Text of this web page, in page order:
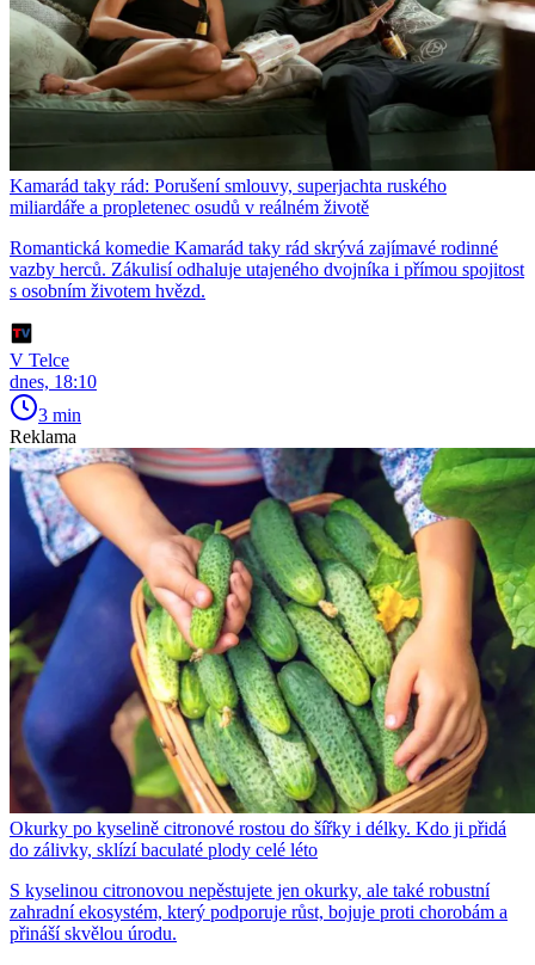
Kamarád taky rád: Porušení smlouvy, superjachta ruského
miliardáře a propletenec osudů v reálném životě
Romantická komedie Kamarád taky rád skrývá zajímavé rodinné
vazby herců. Zákulisí odhaluje utajeného dvojníka i přímou spojitost
s osobním životem hvězd.
V Telce
dnes, 18:10
3 min
Reklama
Okurky po kyselině citronové rostou do šířky i délky. Kdo ji přidá
do zálivky, sklízí baculaté plody celé léto
S kyselinou citronovou nepěstujete jen okurky, ale také robustní
zahradní ekosystém, který podporuje růst, bojuje proti chorobám a
přináší skvělou úrodu.